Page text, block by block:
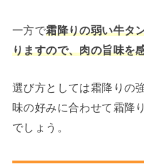
一方で霜降りの弱い牛タ
りますので、肉の旨味を
選び方としては霜降りの
味の好みに合わせて霜降
でしょう。